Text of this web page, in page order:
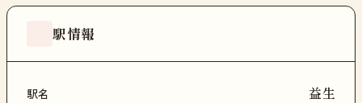
駅情報
駅名 益生